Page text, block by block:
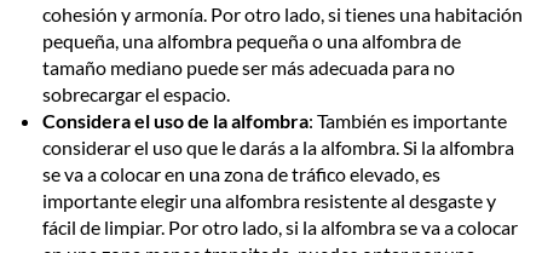
cohesión y armonía. Por otro lado, si tienes una habitación
pequeña, una alfombra pequeña o una alfombra de
tamaño mediano puede ser más adecuada para no
sobrecargar el espacio.
Considera el uso de la alfombra: También es importante
considerar el uso que le darás a la alfombra. Si la alfombra
se va a colocar en una zona de tráfico elevado, es
importante elegir una alfombra resistente al desgaste y
fácil de limpiar. Por otro lado, si la alfombra se va a colocar